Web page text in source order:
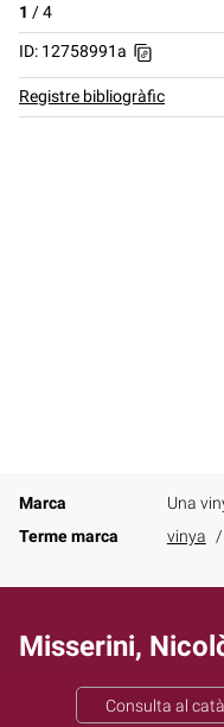
1 /4
ID: 12758991a
Registre bibliogràfic
Marca
Una
Terme marca
vinya
Misserini,
Consulta al